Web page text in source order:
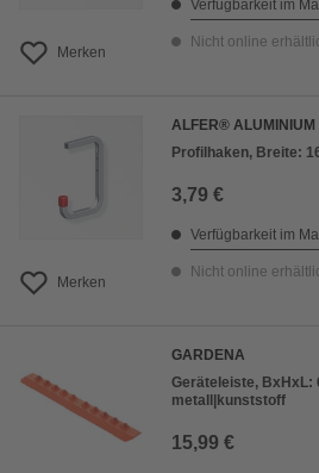
Merken
Verfügbarkeit im
Nicht online
Merken
ALFER® ALUMINIUM
Profilhaken, Breite:
3,79 €
Verfügbarkeit im
Nicht online
GARDENA
Geräteleiste, BxHxL:
metall|kunststoff
15,99 €